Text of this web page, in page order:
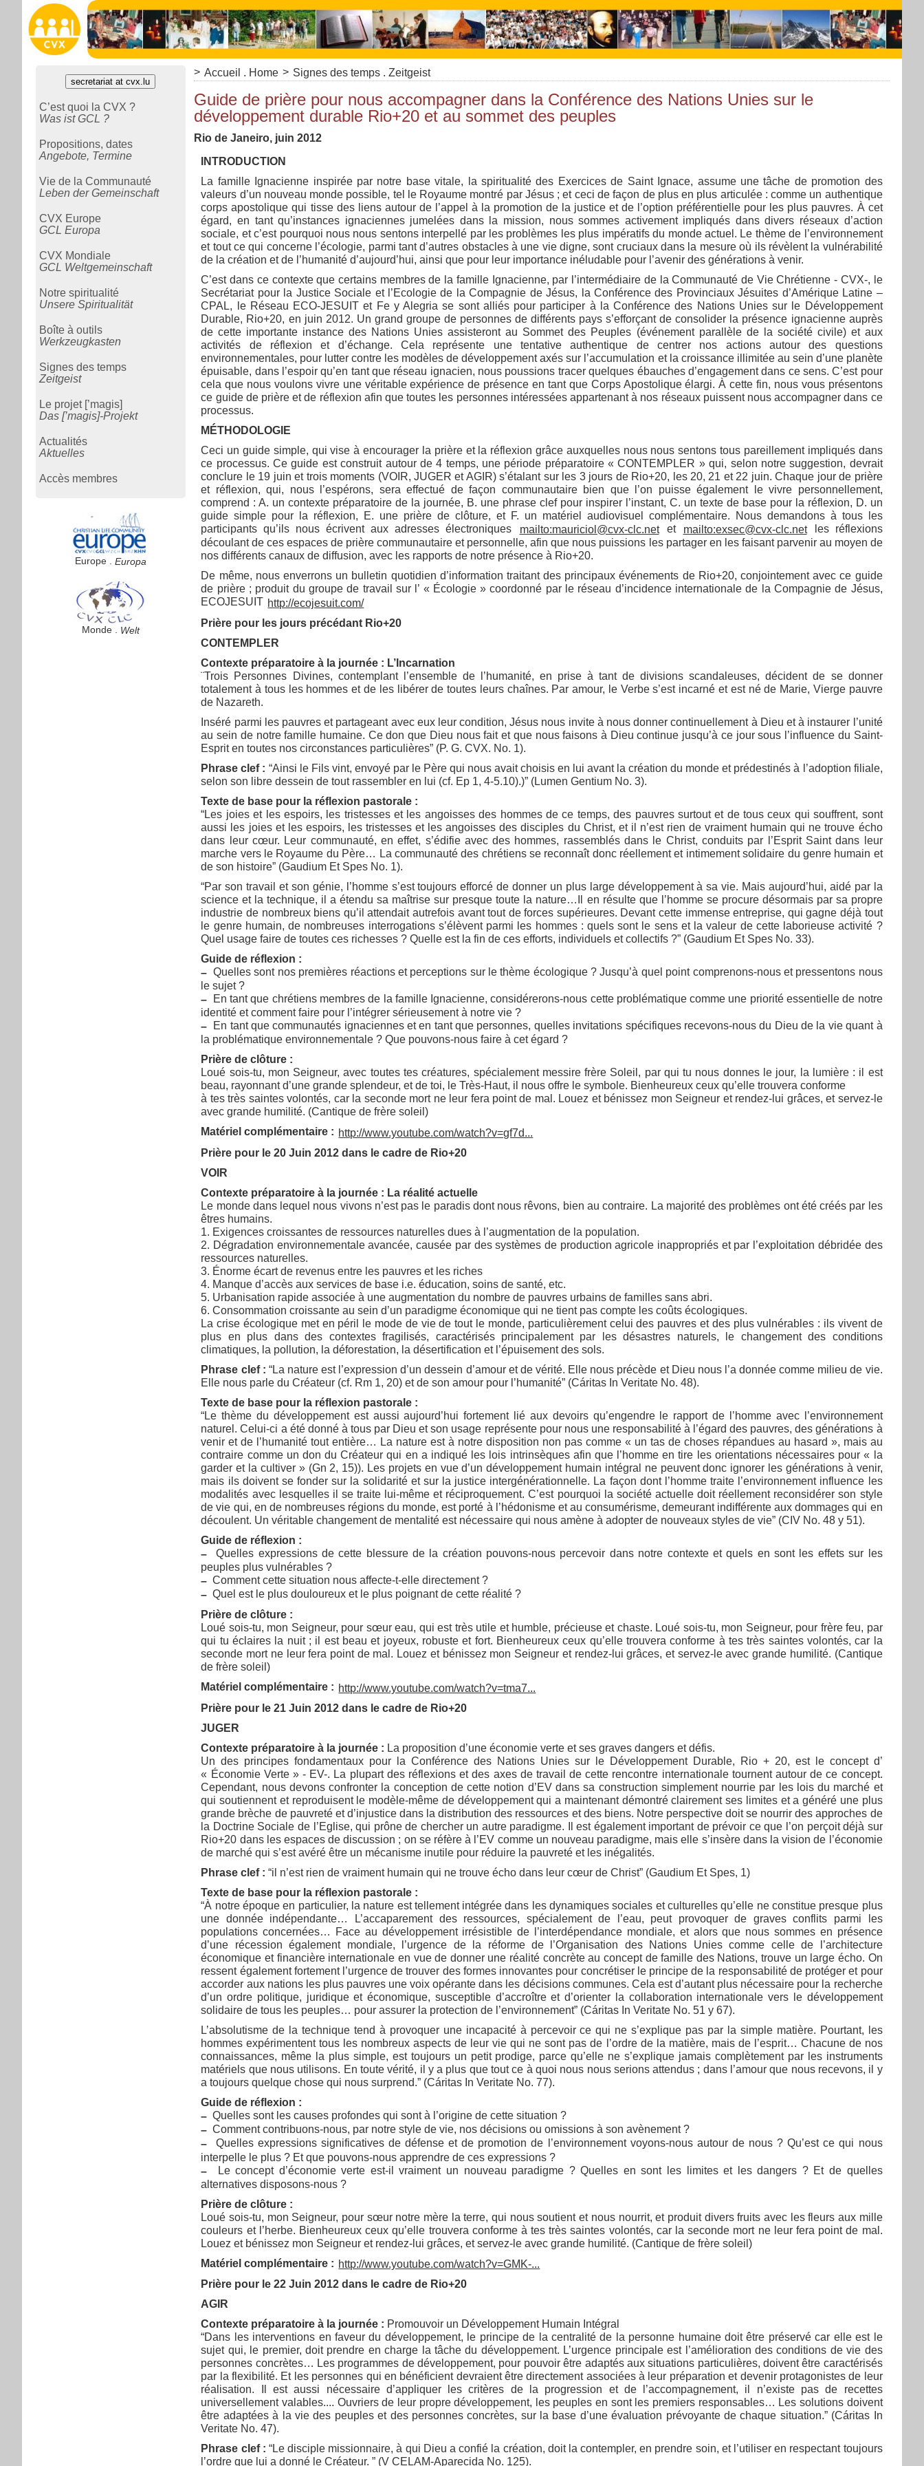
secretariat at cvx.lu
C’est quoi la CVX ?
Was ist GCL ?
Propositions, dates
Angebote, Termine
Vie de la Communauté
Leben der Gemeinschaft
CVX Europe
GCL Europa
CVX Mondiale
GCL Weltgemeinschaft
Notre spiritualité
Unsere Spiritualität
Boîte à outils
Werkzeugkasten
Signes des temps
Zeitgeist
Le projet [’magis]
Das [’magis]-Projekt
Actualités
Aktuelles
Accès membres
Europe . Europa
Monde . Welt
> Accueil . Home > Signes des temps . Zeitgeist
Guide de prière pour nous accompagner dans la Conférence des Nations Unies sur le
développement durable Rio+20 et au sommet des peuples
Rio de Janeiro, juin 2012
INTRODUCTION
La famille Ignacienne inspirée par notre base vitale, la spiritualité des Exercices de Saint Ignace, assume une tâche de promotion des
valeurs d’un nouveau monde possible, tel le Royaume montré par Jésus ; et ceci de façon de plus en plus articulée : comme un authentique
corps apostolique qui tisse des liens autour de l’appel à la promotion de la justice et de l’option préférentielle pour les plus pauvres. À cet
égard, en tant qu’instances ignaciennes jumelées dans la mission, nous sommes activement impliqués dans divers réseaux d’action
sociale, et c’est pourquoi nous nous sentons interpellé par les problèmes les plus impératifs du monde actuel. Le thème de l’environnement
et tout ce qui concerne l’écologie, parmi tant d’autres obstacles à une vie digne, sont cruciaux dans la mesure où ils révèlent la vulnérabilité
de la création et de l’humanité d’aujourd’hui, ainsi que pour leur importance inéludable pour l’avenir des générations à venir.
C’est dans ce contexte que certains membres de la famille Ignacienne, par l’intermédiaire de la Communauté de Vie Chrétienne - CVX-, le
Secrétariat pour la Justice Sociale et l’Ecologie de la Compagnie de Jésus, la Conférence des Provinciaux Jésuites d’Amérique Latine –
CPAL, le Réseau ECO-JESUIT et Fe y Alegria se sont alliés pour participer à la Conférence des Nations Unies sur le Développement
Durable, Rio+20, en juin 2012. Un grand groupe de personnes de différents pays s’efforçant de consolider la présence ignacienne auprès
de cette importante instance des Nations Unies assisteront au Sommet des Peuples (événement parallèle de la société civile) et aux
activités de réflexion et d’échange. Cela représente une tentative authentique de centrer nos actions autour des questions
environnementales, pour lutter contre les modèles de développement axés sur l’accumulation et la croissance illimitée au sein d’une planète
épuisable, dans l’espoir qu’en tant que réseau ignacien, nous poussions tracer quelques ébauches d’engagement dans ce sens. C’est pour
cela que nous voulons vivre une véritable expérience de présence en tant que Corps Apostolique élargi. À cette fin, nous vous présentons
ce guide de prière et de réflexion afin que toutes les personnes intéressées appartenant à nos réseaux puissent nous accompagner dans ce
processus.
MÉTHODOLOGIE
Ceci un guide simple, qui vise à encourager la prière et la réflexion grâce auxquelles nous nous sentons tous pareillement impliqués dans
ce processus. Ce guide est construit autour de 4 temps, une période préparatoire « CONTEMPLER » qui, selon notre suggestion, devrait
conclure le 19 juin et trois moments (VOIR, JUGER et AGIR) s’étalant sur les 3 jours de Rio+20, les 20, 21 et 22 juin. Chaque jour de prière
et réflexion, qui, nous l’espérons, sera effectué de façon communautaire bien que l’on puisse également le vivre personnellement,
comprend : A. un contexte préparatoire de la journée, B. une phrase clef pour inspirer l’instant, C. un texte de base pour la réflexion, D. un
guide simple pour la réflexion, E. une prière de clôture, et F. un matériel audiovisuel complémentaire. Nous demandons à tous les
participants qu’ils nous écrivent aux adresses électroniques
mailto:mauriciol@cvx-clc.net et mailto:exsec@cvx-clc.net
les réflexions
découlant de ces espaces de prière communautaire et personnelle, afin que nous puissions les partager en les faisant parvenir au moyen de
nos différents canaux de diffusion, avec les rapports de notre présence à Rio+20.
De même, nous enverrons un bulletin quotidien d’information traitant des principaux événements de Rio+20, conjointement avec ce guide
de prière ; produit du groupe de travail sur l’ « Écologie » coordonné par le réseau d’incidence internationale de la Compagnie de Jésus,
ECOJESUIT http://ecojesuit.com/
Prière pour les jours précédant Rio+20
CONTEMPLER
Contexte préparatoire à la journée : L’Incarnation
¨Trois Personnes Divines, contemplant l’ensemble de l’humanité, en prise à tant de divisions scandaleuses, décident de se donner
totalement à tous les hommes et de les libérer de toutes leurs chaînes. Par amour, le Verbe s’est incarné et est né de Marie, Vierge pauvre
de Nazareth.
Inséré parmi les pauvres et partageant avec eux leur condition, Jésus nous invite à nous donner continuellement à Dieu et à instaurer l’unité
au sein de notre famille humaine. Ce don que Dieu nous fait et que nous faisons à Dieu continue jusqu’à ce jour sous l’influence du Saint-
Esprit en toutes nos circonstances particulières” (P. G. CVX. No. 1).
Phrase clef : “Ainsi le Fils vint, envoyé par le Père qui nous avait choisis en lui avant la création du monde et prédestinés à l’adoption filiale,
selon son libre dessein de tout rassembler en lui (cf. Ep 1, 4-5.10).)” (Lumen Gentium No. 3).
Texte de base pour la réflexion pastorale :
“Les joies et les espoirs, les tristesses et les angoisses des hommes de ce temps, des pauvres surtout et de tous ceux qui souffrent, sont
aussi les joies et les espoirs, les tristesses et les angoisses des disciples du Christ, et il n’est rien de vraiment humain qui ne trouve écho
dans leur cœur. Leur communauté, en effet, s’édifie avec des hommes, rassemblés dans le Christ, conduits par l’Esprit Saint dans leur
marche vers le Royaume du Père… La communauté des chrétiens se reconnaît donc réellement et intimement solidaire du genre humain et
de son histoire” (Gaudium Et Spes No. 1).
“Par son travail et son génie, l’homme s’est toujours efforcé de donner un plus large développement à sa vie. Mais aujourd’hui, aidé par la
science et la technique, il a étendu sa maîtrise sur presque toute la nature…Il en résulte que l’homme se procure désormais par sa propre
industrie de nombreux biens qu’il attendait autrefois avant tout de forces supérieures. Devant cette immense entreprise, qui gagne déjà tout
le genre humain, de nombreuses interrogations s’élèvent parmi les hommes : quels sont le sens et la valeur de cette laborieuse activité ?
Quel usage faire de toutes ces richesses ? Quelle est la fin de ces efforts, individuels et collectifs ?” (Gaudium Et Spes No. 33).
Guide de réflexion :
– Quelles sont nos premières réactions et perceptions sur le thème écologique ? Jusqu’à quel point comprenons-nous et pressentons nous
le sujet ?
– En tant que chrétiens membres de la famille Ignacienne, considérerons-nous cette problématique comme une priorité essentielle de notre
identité et comment faire pour l’intégrer sérieusement à notre vie ?
– En tant que communautés ignaciennes et en tant que personnes, quelles invitations spécifiques recevons-nous du Dieu de la vie quant à
la problématique environnementale ? Que pouvons-nous faire à cet égard ?
Prière de clôture :
Loué sois-tu, mon Seigneur, avec toutes tes créatures, spécialement messire frère Soleil, par qui tu nous donnes le jour, la lumière : il est
beau, rayonnant d’une grande splendeur, et de toi, le Très-Haut, il nous offre le symbole. Bienheureux ceux qu’elle trouvera conforme
à tes très saintes volontés, car la seconde mort ne leur fera point de mal. Louez et bénissez mon Seigneur et rendez-lui grâces, et servez-le
avec grande humilité. (Cantique de frère soleil)
Matériel complémentaire : http://www.youtube.com/watch?v=gf7d...
Prière pour le 20 Juin 2012 dans le cadre de Rio+20
VOIR
Contexte préparatoire à la journée : La réalité actuelle
Le monde dans lequel nous vivons n’est pas le paradis dont nous rêvons, bien au contraire. La majorité des problèmes ont été créés par les
êtres humains.
1. Exigences croissantes de ressources naturelles dues à l’augmentation de la population.
2. Dégradation environnementale avancée, causée par des systèmes de production agricole inappropriés et par l’exploitation débridée des
ressources naturelles.
3. Énorme écart de revenus entre les pauvres et les riches
4. Manque d’accès aux services de base i.e. éducation, soins de santé, etc.
5. Urbanisation rapide associée à une augmentation du nombre de pauvres urbains de familles sans abri.
6. Consommation croissante au sein d’un paradigme économique qui ne tient pas compte les coûts écologiques.
La crise écologique met en péril le mode de vie de tout le monde, particulièrement celui des pauvres et des plus vulnérables : ils vivent de
plus en plus dans des contextes fragilisés, caractérisés principalement par les désastres naturels, le changement des conditions
climatiques, la pollution, la déforestation, la désertification et l’épuisement des sols.
Phrase clef : “La nature est l’expression d’un dessein d’amour et de vérité. Elle nous précède et Dieu nous l’a donnée comme milieu de vie.
Elle nous parle du Créateur (cf. Rm 1, 20) et de son amour pour l’humanité” (Cáritas In Veritate No. 48).
Texte de base pour la réflexion pastorale :
“Le thème du développement est aussi aujourd’hui fortement lié aux devoirs qu’engendre le rapport de l’homme avec l’environnement
naturel. Celui-ci a été donné à tous par Dieu et son usage représente pour nous une responsabilité à l’égard des pauvres, des générations à
venir et de l’humanité tout entière… La nature est à notre disposition non pas comme « un tas de choses répandues au hasard », mais au
contraire comme un don du Créateur qui en a indiqué les lois intrinsèques afin que l’homme en tire les orientations nécessaires pour « la
garder et la cultiver » (Gn 2, 15)). Les projets en vue d’un développement humain intégral ne peuvent donc ignorer les générations à venir,
mais ils doivent se fonder sur la solidarité et sur la justice intergénérationnelle. La façon dont l’homme traite l’environnement influence les
modalités avec lesquelles il se traite lui-même et réciproquement. C’est pourquoi la société actuelle doit réellement reconsidérer son style
de vie qui, en de nombreuses régions du monde, est porté à l’hédonisme et au consumérisme, demeurant indifférente aux dommages qui en
découlent. Un véritable changement de mentalité est nécessaire qui nous amène à adopter de nouveaux styles de vie” (CIV No. 48 y 51).
Guide de réflexion :
– Quelles expressions de cette blessure de la création pouvons-nous percevoir dans notre contexte et quels en sont les effets sur les
peuples plus vulnérables ?
– Comment cette situation nous affecte-t-elle directement ?
– Quel est le plus douloureux et le plus poignant de cette réalité ?
Prière de clôture :
Loué sois-tu, mon Seigneur, pour sœur eau, qui est très utile et humble, précieuse et chaste. Loué sois-tu, mon Seigneur, pour frère feu, par
qui tu éclaires la nuit ; il est beau et joyeux, robuste et fort. Bienheureux ceux qu’elle trouvera conforme à tes très saintes volontés, car la
seconde mort ne leur fera point de mal. Louez et bénissez mon Seigneur et rendez-lui grâces, et servez-le avec grande humilité. (Cantique
de frère soleil)
Matériel complémentaire : http://www.youtube.com/watch?v=tma7...
Prière pour le 21 Juin 2012 dans le cadre de Rio+20
JUGER
Contexte préparatoire à la journée : La proposition d’une économie verte et ses graves dangers et défis.
Un des principes fondamentaux pour la Conférence des Nations Unies sur le Développement Durable, Rio + 20, est le concept d’
« Économie Verte » - EV-. La plupart des réflexions et des axes de travail de cette rencontre internationale tournent autour de ce concept.
Cependant, nous devons confronter la conception de cette notion d’EV dans sa construction simplement nourrie par les lois du marché et
qui soutiennent et reproduisent le modèle-même de développement qui a maintenant démontré clairement ses limites et a généré une plus
grande brèche de pauvreté et d’injustice dans la distribution des ressources et des biens. Notre perspective doit se nourrir des approches de
la Doctrine Sociale de l’Eglise, qui prône de chercher un autre paradigme. Il est également important de prévoir ce que l’on perçoit déjà sur
Rio+20 dans les espaces de discussion ; on se réfère à l’EV comme un nouveau paradigme, mais elle s’insère dans la vision de l’économie
de marché qui s’est avéré être un mécanisme inutile pour réduire la pauvreté et les inégalités.
Phrase clef : “il n’est rien de vraiment humain qui ne trouve écho dans leur cœur de Christ” (Gaudium Et Spes, 1)
Texte de base pour la réflexion pastorale :
“À notre époque en particulier, la nature est tellement intégrée dans les dynamiques sociales et culturelles qu’elle ne constitue presque plus
une donnée indépendante… L’accaparement des ressources, spécialement de l’eau, peut provoquer de graves conflits parmi les
populations concernées… Face au développement irrésistible de l’interdépendance mondiale, et alors que nous sommes en présence
d’une récession également mondiale, l’urgence de la réforme de l’Organisation des Nations Unies comme celle de l’architecture
économique et financière internationale en vue de donner une réalité concrète au concept de famille des Nations, trouve un large écho. On
ressent également fortement l’urgence de trouver des formes innovantes pour concrétiser le principe de la responsabilité de protéger et pour
accorder aux nations les plus pauvres une voix opérante dans les décisions communes. Cela est d’autant plus nécessaire pour la recherche
d’un ordre politique, juridique et économique, susceptible d’accroître et d’orienter la collaboration internationale vers le développement
solidaire de tous les peuples… pour assurer la protection de l’environnement” (Cáritas In Veritate No. 51 y 67).
L’absolutisme de la technique tend à provoquer une incapacité à percevoir ce qui ne s’explique pas par la simple matière. Pourtant, les
hommes expérimentent tous les nombreux aspects de leur vie qui ne sont pas de l’ordre de la matière, mais de l’esprit… Chacune de nos
connaissances, même la plus simple, est toujours un petit prodige, parce qu’elle ne s’explique jamais complètement par les instruments
matériels que nous utilisons. En toute vérité, il y a plus que tout ce à quoi nous nous serions attendus ; dans l’amour que nous recevons, il y
a toujours quelque chose qui nous surprend.” (Cáritas In Veritate No. 77).
Guide de réflexion :
– Quelles sont les causes profondes qui sont à l’origine de cette situation ?
– Comment contribuons-nous, par notre style de vie, nos décisions ou omissions à son avènement ?
– Quelles expressions significatives de défense et de promotion de l’environnement voyons-nous autour de nous ? Qu’est ce qui nous
interpelle le plus ? Et que pouvons-nous apprendre de ces expressions ?
– Le concept d’économie verte est-il vraiment un nouveau paradigme ? Quelles en sont les limites et les dangers ? Et de quelles
alternatives disposons-nous ?
Prière de clôture :
Loué sois-tu, mon Seigneur, pour sœur notre mère la terre, qui nous soutient et nous nourrit, et produit divers fruits avec les fleurs aux mille
couleurs et l’herbe. Bienheureux ceux qu’elle trouvera conforme à tes très saintes volontés, car la seconde mort ne leur fera point de mal.
Louez et bénissez mon Seigneur et rendez-lui grâces, et servez-le avec grande humilité. (Cantique de frère soleil)
Matériel complémentaire : http://www.youtube.com/watch?v=GMK-...
Prière pour le 22 Juin 2012 dans le cadre de Rio+20
AGIR
Contexte préparatoire à la journée : Promouvoir un Développement Humain Intégral
“Dans les interventions en faveur du développement, le principe de la centralité de la personne humaine doit être préservé car elle est le
sujet qui, le premier, doit prendre en charge la tâche du développement. L’urgence principale est l’amélioration des conditions de vie des
personnes concrètes… Les programmes de développement, pour pouvoir être adaptés aux situations particulières, doivent être caractérisés
par la flexibilité. Et les personnes qui en bénéficient devraient être directement associées à leur préparation et devenir protagonistes de leur
réalisation. Il est aussi nécessaire d’appliquer les critères de la progression et de l’accompagnement, il n’existe pas de recettes
universellement valables.... Ouvriers de leur propre développement, les peuples en sont les premiers responsables… Les solutions doivent
être adaptées à la vie des peuples et des personnes concrètes, sur la base d’une évaluation prévoyante de chaque situation.” (Cáritas In
Veritate No. 47).
Phrase clef : “Le disciple missionnaire, à qui Dieu a confié la création, doit la contempler, en prendre soin, et l’utiliser en respectant toujours
l’ordre que lui a donné le Créateur. ” (V CELAM-Aparecida No. 125).